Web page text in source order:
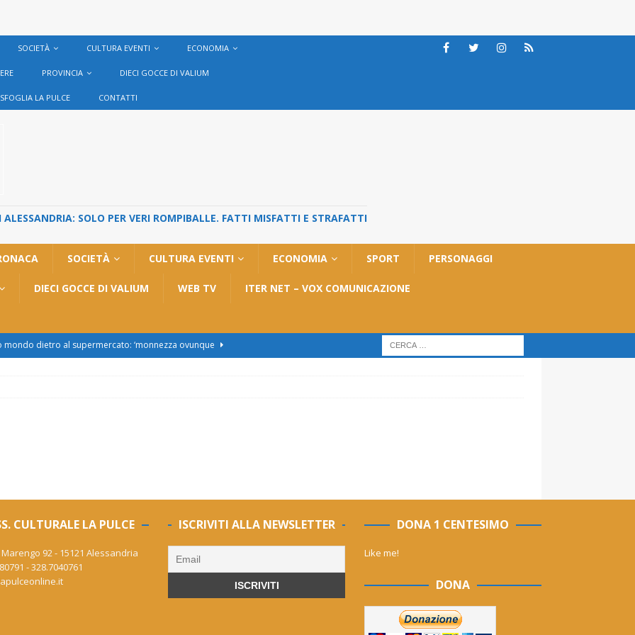
SOCIETÀ CULTURA EVENTI ECONOMIA
PROVINCIA DIECI GOCCE DI VALIUM
SFOGLIA LA PULCE CONTATTI
SOLO PER VERI ROMPIBALLE. FATTI MISFATTI E STRAFATTI
SOCIETÀ CULTURA EVENTI ECONOMIA SPORT PERSONAGGI
DIECI GOCCE DI VALIUM WEB TV ITER NET – VOX COMUNICAZIONE
mondo dietro al supermercato: ‘monnezza ovunque
firme”
CULTURALE LA PULCE
92 - 15121 Alessandria
- 328.7040761
ISCRIVITI ALLA NEWSLETTER DONA 1 CENTESIMO
Like me!
DONA